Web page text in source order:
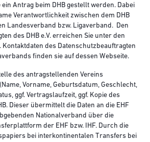
Antrag beim DHB gestellt werden. Dabei
Verantwortlichkeit zwischen dem DHB
Landesverband bzw. Ligaverband. Den
des DHB e.V. erreichen Sie unter den
. Kontaktdaten des Datenschutzbeauftragten
finden sie auf dessen Webseite.
des antragstellenden Vereins
Vorname, Geburtsdatum, Geschlecht,
ggf. Vertragslaufzeit, ggf. Kopie des
Dieser übermittelt die Daten an die EHF
Nationalverband über die
der EHF bzw. IHF. Durch die
bei interkontinentalen Transfers bei